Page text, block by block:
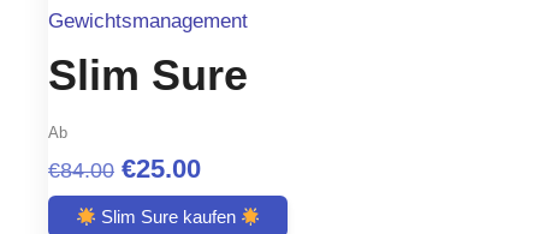
Gewichtsmanagement
Slim Sure
Ab
€84.00 Original
price
€25.00Current
price
Slim Sure kaufen